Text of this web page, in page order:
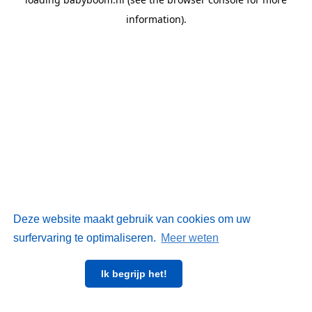
Deze website maakt gebruik van cookies om uw
surfervaring te optimaliseren. Meer weten
Ik begrijp het!
information).